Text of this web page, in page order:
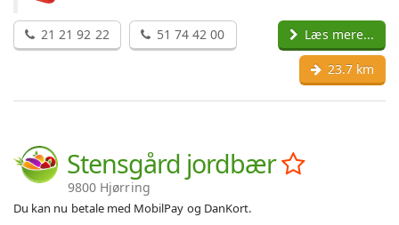
21 21 92 22 51 74 42 00 Læs mere...
23.7 km
Stensgård jordbær
9800 Hjørring
Du kan nu betale med MobilPay og DanKort.